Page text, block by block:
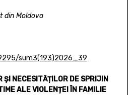
din Moldova
sum3(193)2026_39
ȘI NECESITĂȚILOR DE SPRIJIN
ALE VIOLENȚEI ÎN FAMILIE